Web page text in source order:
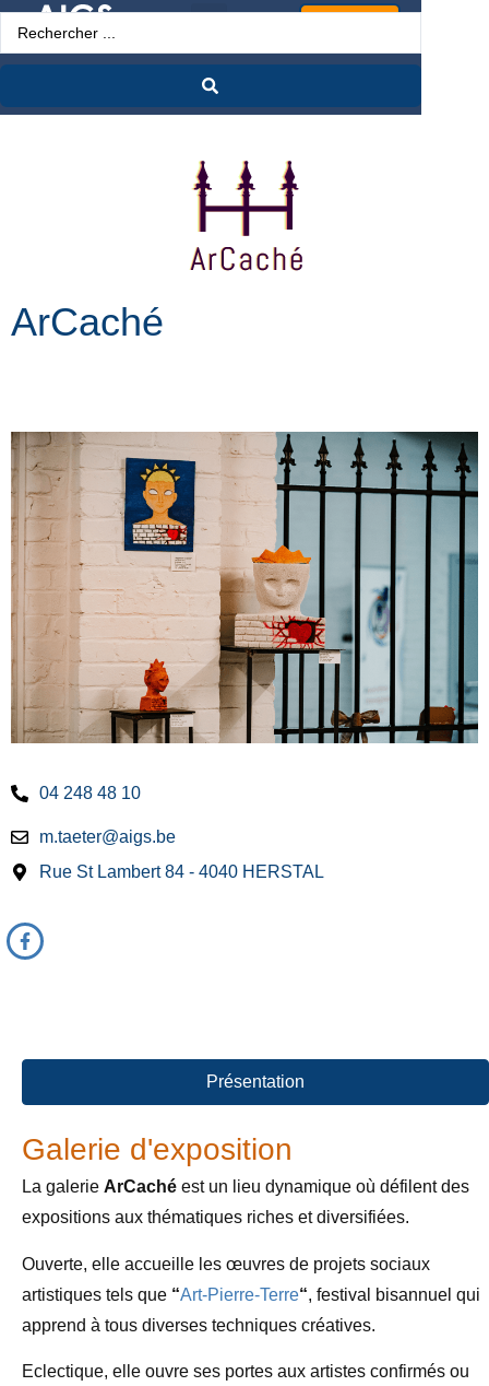
ArCaché
04 248 48 10
m.taeter@aigs.be
Rue St Lambert 84 - 4040 HERSTAL
Présentation
Galerie d'exposition
La galerie ArCaché est un lieu dynamique où défilent des
expositions aux thématiques riches et diversifiées.
Ouverte, elle accueille les œuvres de projets sociaux
artistiques tels que “Art-Pierre-Terre“, festival bisannuel qui
apprend à tous diverses techniques créatives.
Eclectique, elle ouvre ses portes aux artistes confirmés ou